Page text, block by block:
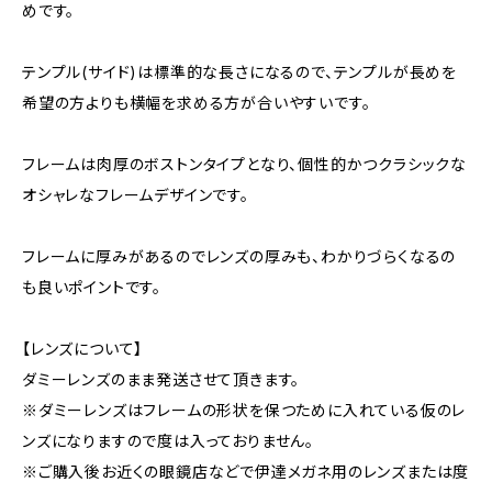
めです。
テンプル(サイド)は標準的な長さになるので、テンプルが長めを
希望の方よりも横幅を求める方が合いやすいです。
フレームは肉厚のボストンタイプとなり、個性的かつクラシックな
オシャレなフレームデザインです。
フレームに厚みがあるのでレンズの厚みも、わかりづらくなるの
も良いポイントです。
【レンズについて】
ダミーレンズのまま発送させて頂きます。
※ダミーレンズはフレームの形状を保つために入れている仮のレ
ンズになりますので度は入っておりません。
※ご購入後お近くの眼鏡店などで伊達メガネ用のレンズまたは度